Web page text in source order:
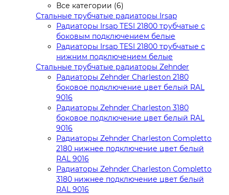
Все категории (6)
Стальные трубчатые радиаторы Irsap
Радиаторы Irsap TESI 21800 трубчатые с
боковым подключением белые
Радиаторы Irsap TESI 21800 трубчатые с
нижним подключением белые
Стальные трубчатые радиаторы Zehnder
Радиаторы Zehnder Charleston 2180
боковое подключение цвет белый RAL
9016
Радиаторы Zehnder Charleston 3180
боковое подключение цвет белый RAL
9016
Радиаторы Zehnder Charleston Completto
2180 нижнее подключение цвет белый
RAL 9016
Радиаторы Zehnder Charleston Completto
3180 нижнее подключение цвет белый
RAL 9016